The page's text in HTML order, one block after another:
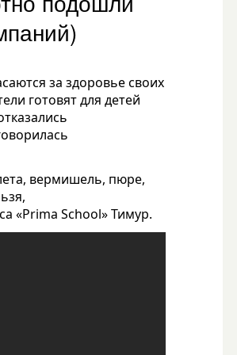
за здоровье своих
готовят для детей
вермишель, пюре,
«Prima School» Тимур.